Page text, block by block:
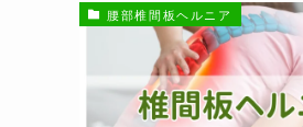
腰部椎間板ヘルニア